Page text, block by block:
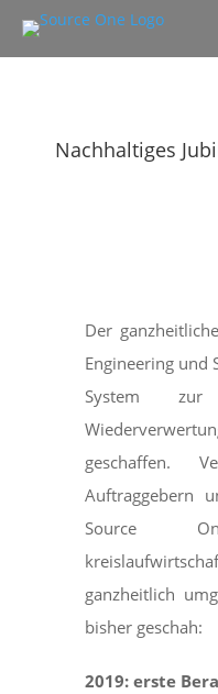
Nachhaltiges
Der
Engineering und
System zur
geschaffen.
Auftraggebern
Source
ganzheitlich
bisher geschah:
2019: erste